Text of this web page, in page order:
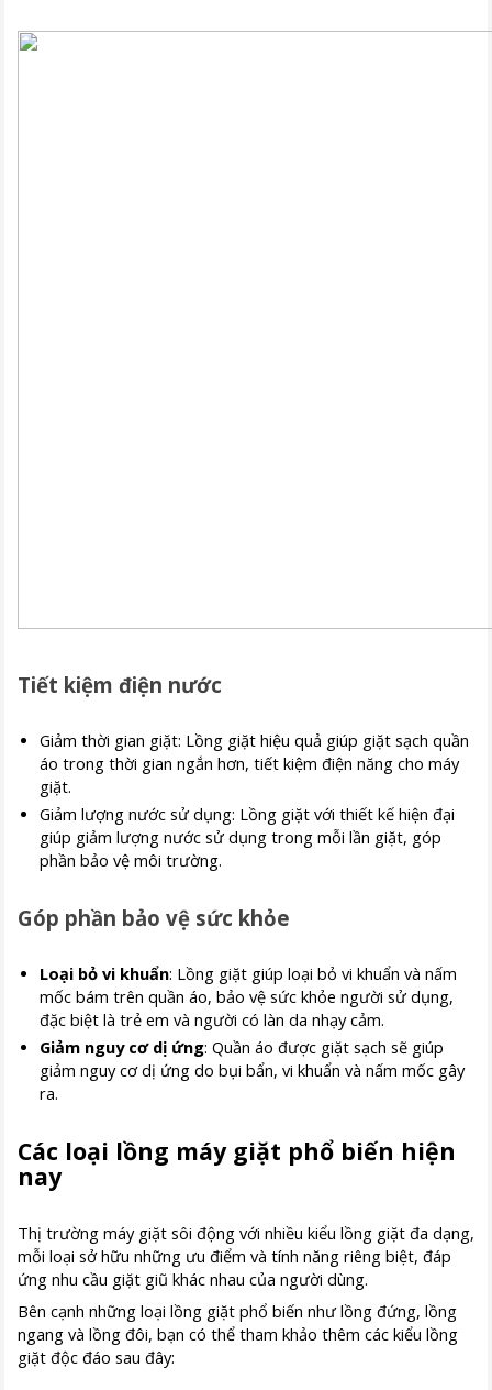
Tiết kiệm điện nước
Giảm thời gian giặt: Lồng giặt hiệu quả giúp giặt sạch quần
áo trong thời gian ngắn hơn, tiết kiệm điện năng cho máy
giặt.
Giảm lượng nước sử dụng: Lồng giặt với thiết kế hiện đại
giúp giảm lượng nước sử dụng trong mỗi lần giặt, góp
phần bảo vệ môi trường.
Góp phần bảo vệ sức khỏe
Loại bỏ vi khuẩn: Lồng giặt giúp loại bỏ vi khuẩn và nấm
mốc bám trên quần áo, bảo vệ sức khỏe người sử dụng,
đặc biệt là trẻ em và người có làn da nhạy cảm.
Giảm nguy cơ dị ứng: Quần áo được giặt sạch sẽ giúp
giảm nguy cơ dị ứng do bụi bẩn, vi khuẩn và nấm mốc gây
ra.
Các loại lồng máy giặt phổ biến hiện
nay
Thị trường máy giặt sôi động với nhiều kiểu lồng giặt đa dạng,
mỗi loại sở hữu những ưu điểm và tính năng riêng biệt, đáp
ứng nhu cầu giặt giũ khác nhau của người dùng.
Bên cạnh những loại lồng giặt phổ biến như lồng đứng, lồng
ngang và lồng đôi, bạn có thể tham khảo thêm các kiểu lồng
giặt độc đáo sau đây: